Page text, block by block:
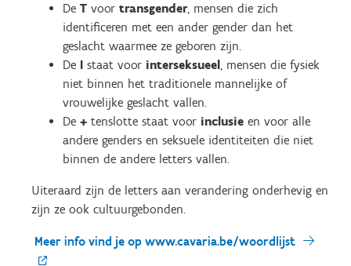
De T voor transgender, mensen die zich
identificeren met een ander gender dan het
geslacht waarmee ze geboren zijn.
De I staat voor interseksueel, mensen die fysiek
niet binnen het traditionele mannelijke of
vrouwelijke geslacht vallen.
De + tenslotte staat voor inclusie en voor alle
andere genders en seksuele identiteiten die niet
binnen de andere letters vallen.
Uiteraard zijn de letters aan verandering onderhevig en
zijn ze ook cultuurgebonden.
Meer info vind je op www.cavaria.be/woordlijst